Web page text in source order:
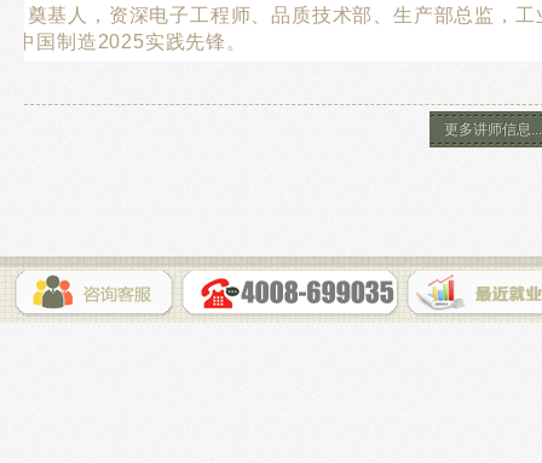
训奠基人，资深电子工程师、品质技术部、生产部总监，工
中国制造2025实践先锋。
更多讲师信息...